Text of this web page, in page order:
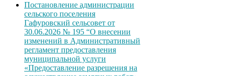
Постановление администрации
сельского поселения
Гафуровский сельсовет от
30.06.2026 № 195 “О внесении
изменений в Административный
регламент предоставления
муниципальной услуги
«Предоставление разрешения на